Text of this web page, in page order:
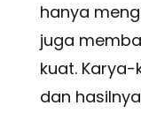
hanya
juga
kuat.
dan